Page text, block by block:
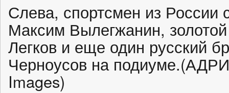
Слева, спортсмен из
Максим Вылегжанин,
Легков и еще один русский
Черноусов на
Images)